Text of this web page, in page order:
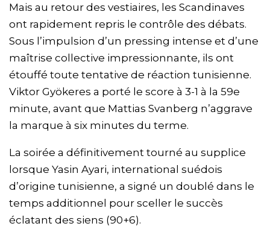
Mais au retour des vestiaires, les Scandinaves
ont rapidement repris le contrôle des débats.
Sous l’impulsion d’un pressing intense et d’une
maîtrise collective impressionnante, ils ont
étouffé toute tentative de réaction tunisienne.
Viktor Gyökeres a porté le score à 3-1 à la 59e
minute, avant que Mattias Svanberg n’aggrave
la marque à six minutes du terme.
La soirée a définitivement tourné au supplice
lorsque Yasin Ayari, international suédois
d’origine tunisienne, a signé un doublé dans le
temps additionnel pour sceller le succès
éclatant des siens (90+6).